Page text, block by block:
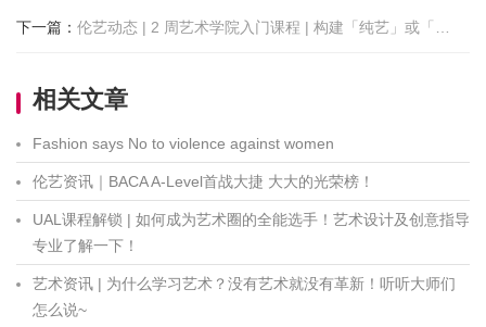
下一篇 ：
相关文章
Fashion says No to violence against women
伦艺资讯｜BACA A-Level首战大捷 大大的光荣榜！
UAL课程解锁 | 如何成为艺术圈的全能选手！艺术设计及创意指导
专业了解一下！
艺术资讯 | 为什么学习艺术？没有艺术就没有革新！听听大师们
怎么说~